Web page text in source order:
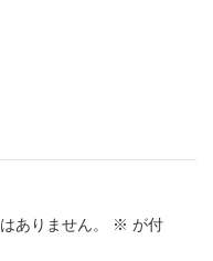
ありません。 ※ が付